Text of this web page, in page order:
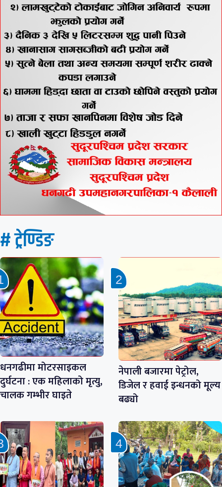
# ट्रेण्डिङ
धनगढीमा मोटरसाइकल
दुर्घटना : एक महिलाको मृत्यु,
चालक गम्भीर घाइते
नेपाली बजारमा पेट्रोल,
डिजेल र हवाई इन्धनको मूल्य
बढ्यो